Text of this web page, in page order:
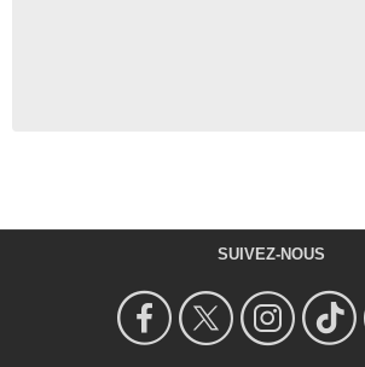
SUIVEZ-NOUS